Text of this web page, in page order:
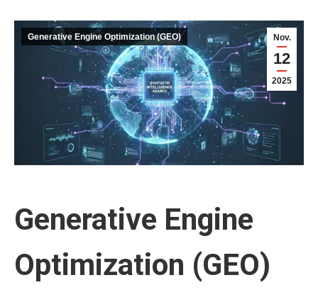
Nov.
12
2025
Generative Engine Optimization (GEO)
Generative Engine
Optimization (GEO)